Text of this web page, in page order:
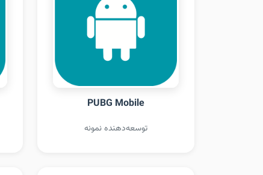
PUBG Mobile
توسعه‌دهنده نمونه